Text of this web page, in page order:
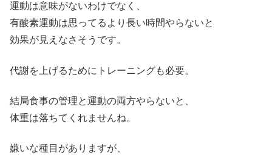
運動は意味がないわけでなく、
有酸素運動は思ってるより長い時間やらないと
効果が見えなさそうです。
代謝を上げるためにトレーニングも必要。
結局食事の管理と運動の両方やらないと、
体重は落ちてくれませんね。
嫌いな種目がありますが、